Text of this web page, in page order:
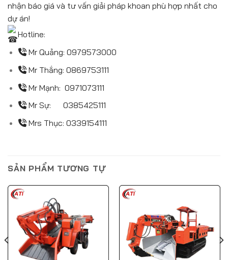
nhận báo giá và tư vấn giải pháp khoan phù hợp nhất cho
dự án!
Hotline:
Mr Quảng: 0979573000
Mr Thắng: 0869753111
Mr Mạnh: 0971073111
Mr Sự: 0385425111
Mrs Thục: 0339154111
SẢN PHẨM TƯƠNG TỰ